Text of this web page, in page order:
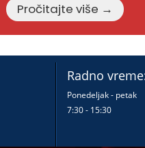
Pročitajte više →
Radno
Ponedeljak - petak
7:30 - 15:30